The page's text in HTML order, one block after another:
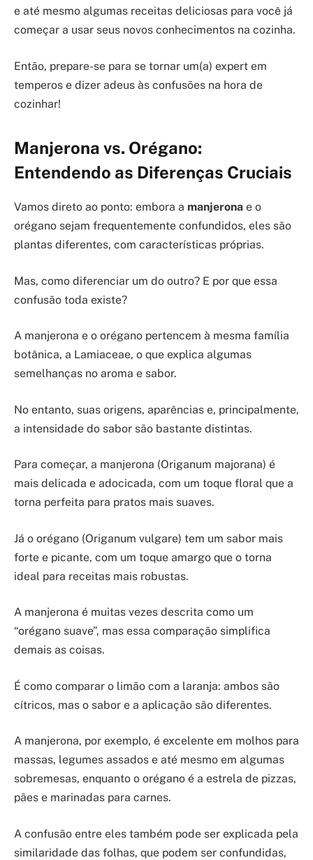
e até mesmo algumas receitas deliciosas para você já
começar a usar seus novos conhecimentos na cozinha.
Então, prepare-se para se tornar um(a) expert em
temperos e dizer adeus às confusões na hora de
cozinhar!
Manjerona vs. Orégano:
Entendendo as Diferenças Cruciais
Vamos direto ao ponto: embora a manjerona e o
orégano sejam frequentemente confundidos, eles são
plantas diferentes, com características próprias.
Mas, como diferenciar um do outro? E por que essa
confusão toda existe?
A manjerona e o orégano pertencem à mesma família
botânica, a Lamiaceae, o que explica algumas
semelhanças no aroma e sabor.
No entanto, suas origens, aparências e, principalmente,
a intensidade do sabor são bastante distintas.
Para começar, a manjerona (Origanum majorana) é
mais delicada e adocicada, com um toque floral que a
torna perfeita para pratos mais suaves.
Já o orégano (Origanum vulgare) tem um sabor mais
forte e picante, com um toque amargo que o torna
ideal para receitas mais robustas.
A manjerona é muitas vezes descrita como um
“orégano suave”, mas essa comparação simplifica
demais as coisas.
É como comparar o limão com a laranja: ambos são
cítricos, mas o sabor e a aplicação são diferentes.
A manjerona, por exemplo, é excelente em molhos para
massas, legumes assados e até mesmo em algumas
sobremesas, enquanto o orégano é a estrela de pizzas,
pães e marinadas para carnes.
A confusão entre eles também pode ser explicada pela
similaridade das folhas, que podem ser confundidas,